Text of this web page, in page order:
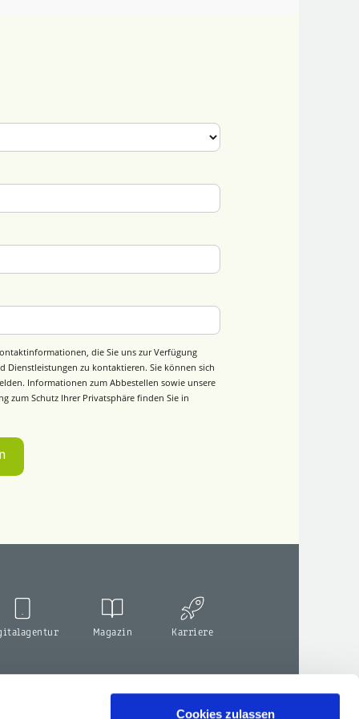
Cookies zulassen
die Sie uns zur Verfügung
Dienstleistungen zu kontaktieren. Sie können sich
Informationen zum Abbestellen sowie unsere
zum Schutz Ihrer Privatsphäre finden Sie in
Magazin Karriere